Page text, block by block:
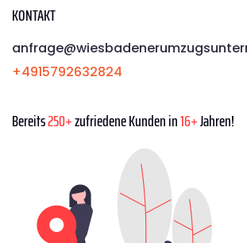
KONTAKT
+4915792632824
Bereits250+zufriedene Kunden in16+Jahren!